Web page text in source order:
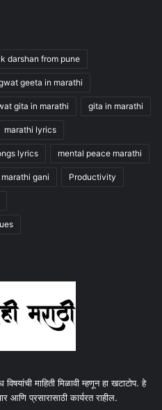
darshan from pune
geeta in marathi
gita in marathi gita in marathi
marathi lyrics
lyrics mental peace marathi
gani Productivity
माहिती मिळावी म्हणून हा खटाटोप. हे
आणि प्रसारासाठी कार्यरत राहील.